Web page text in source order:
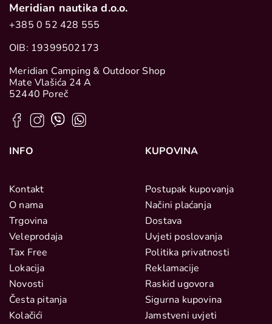
Meridian nautika d.o.o.
+385 0 52 428 555
OIB: 19399502173
Meridian Camping & Outdoor Shop
Mate Vlašića 24 A
52440 Poreč
INFO
Kontakt
O nama
Trgovina
Veleprodaja
Tax Free
Lokacija
Novosti
Česta pitanja
Kolačići
KUPOVINA
Postupak kupovanja
Načini plaćanja
Dostava
Uvjeti poslovanja
Politika privatnosti
Reklamacije
Raskid ugovora
Sigurna kupovina
Jamstveni uvjeti